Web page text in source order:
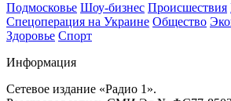
Подмосковье Шоу-бизнес Происшествия
Спецоперация на Украине Общество
Здоровье Спорт
Информация
Сетевое издание «Радио 1».